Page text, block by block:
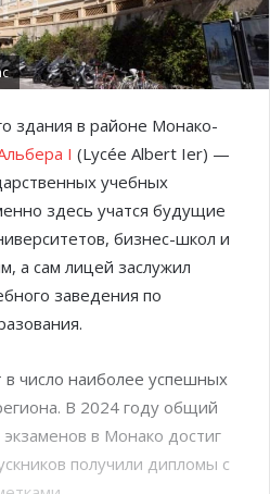
здания в районе Монако-
I (Lycée Albert Ier) —
учебных
здесь учатся будущие
бизнес-школ и
а сам лицей заслужил
заведения по
число наиболее успешных
В 2024 году общий
в Монако достиг
получили дипломы с